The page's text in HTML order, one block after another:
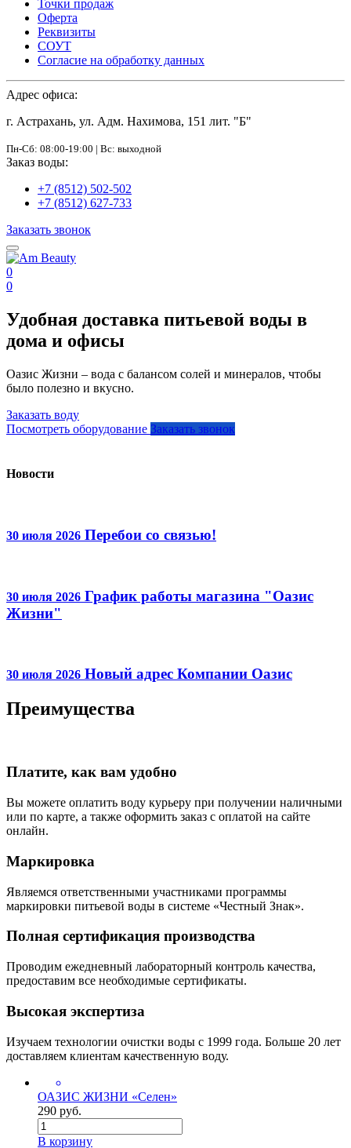
Точки продаж
Оферта
Реквизиты
СОУТ
Согласие на обработку данных
Адрес офиса:
г. Астрахань, ул. Адм. Нахимова, 151 лит. "Б"
Пн-Сб: 08:00-19:00 | Вс: выходной
Заказ воды:
+7 (8512) 502-502
+7 (8512) 627-733
Заказать звонок
0
0
Удобная доставка питьевой воды в
дома и офисы
Оазис Жизни – вода с балансом солей и минералов, чтобы
было полезно и вкусно.
Заказать воду
Посмотреть оборудование Заказать звонок
Новости
30 июля 2026 Перебои со связью!
30 июля 2026 График работы магазина "Оазис
Жизни"
30 июля 2026 Новый адрес Компании Оазис
Преимущества
Платите, как вам удобно
Вы можете оплатить воду курьеру при получении наличными
или по карте, а также оформить заказ с оплатой на сайте
онлайн.
Маркировка
Являемся ответственными участниками программы
маркировки питьевой воды в системе «Честный Знак».
Полная сертификация производства
Проводим ежедневный лабораторный контроль качества,
предоставим все необходимые сертификаты.
Высокая экспертиза
Изучаем технологии очистки воды с 1999 года. Больше 20 лет
доставляем клиентам качественную воду.
ОАЗИС ЖИЗНИ «Селен»
290 руб.
В корзину